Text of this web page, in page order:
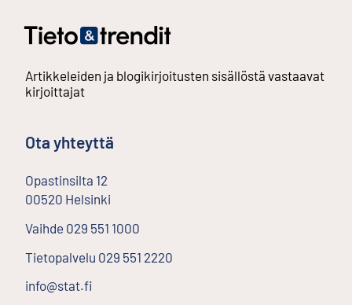
Artikkeleiden ja blogikirjoitusten sisällöstä vastaavat
kirjoittajat
Ota yhteyttä
Opastinsilta 12
00520 Helsinki
Vaihde 029 551 1000
Tietopalvelu 029 551 2220
info@stat.fi